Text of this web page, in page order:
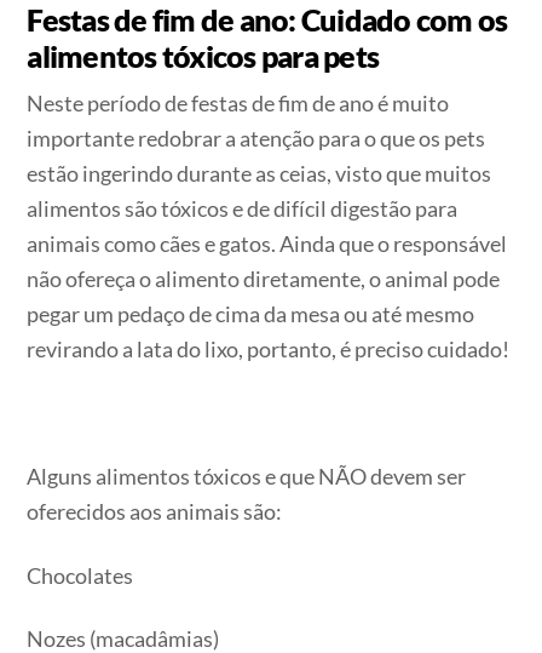
Festas de fim de ano: Cuidado com os
alimentos tóxicos para pets
Neste período de festas de fim de ano é muito
importante redobrar a atenção para o que os pets
estão ingerindo durante as ceias, visto que muitos
alimentos são tóxicos e de difícil digestão para
animais como cães e gatos. Ainda que o responsável
não ofereça o alimento diretamente, o animal pode
pegar um pedaço de cima da mesa ou até mesmo
revirando a lata do lixo, portanto, é preciso cuidado!
Alguns alimentos tóxicos e que NÃO devem ser
oferecidos aos animais são:
Chocolates
Nozes (macadâmias)